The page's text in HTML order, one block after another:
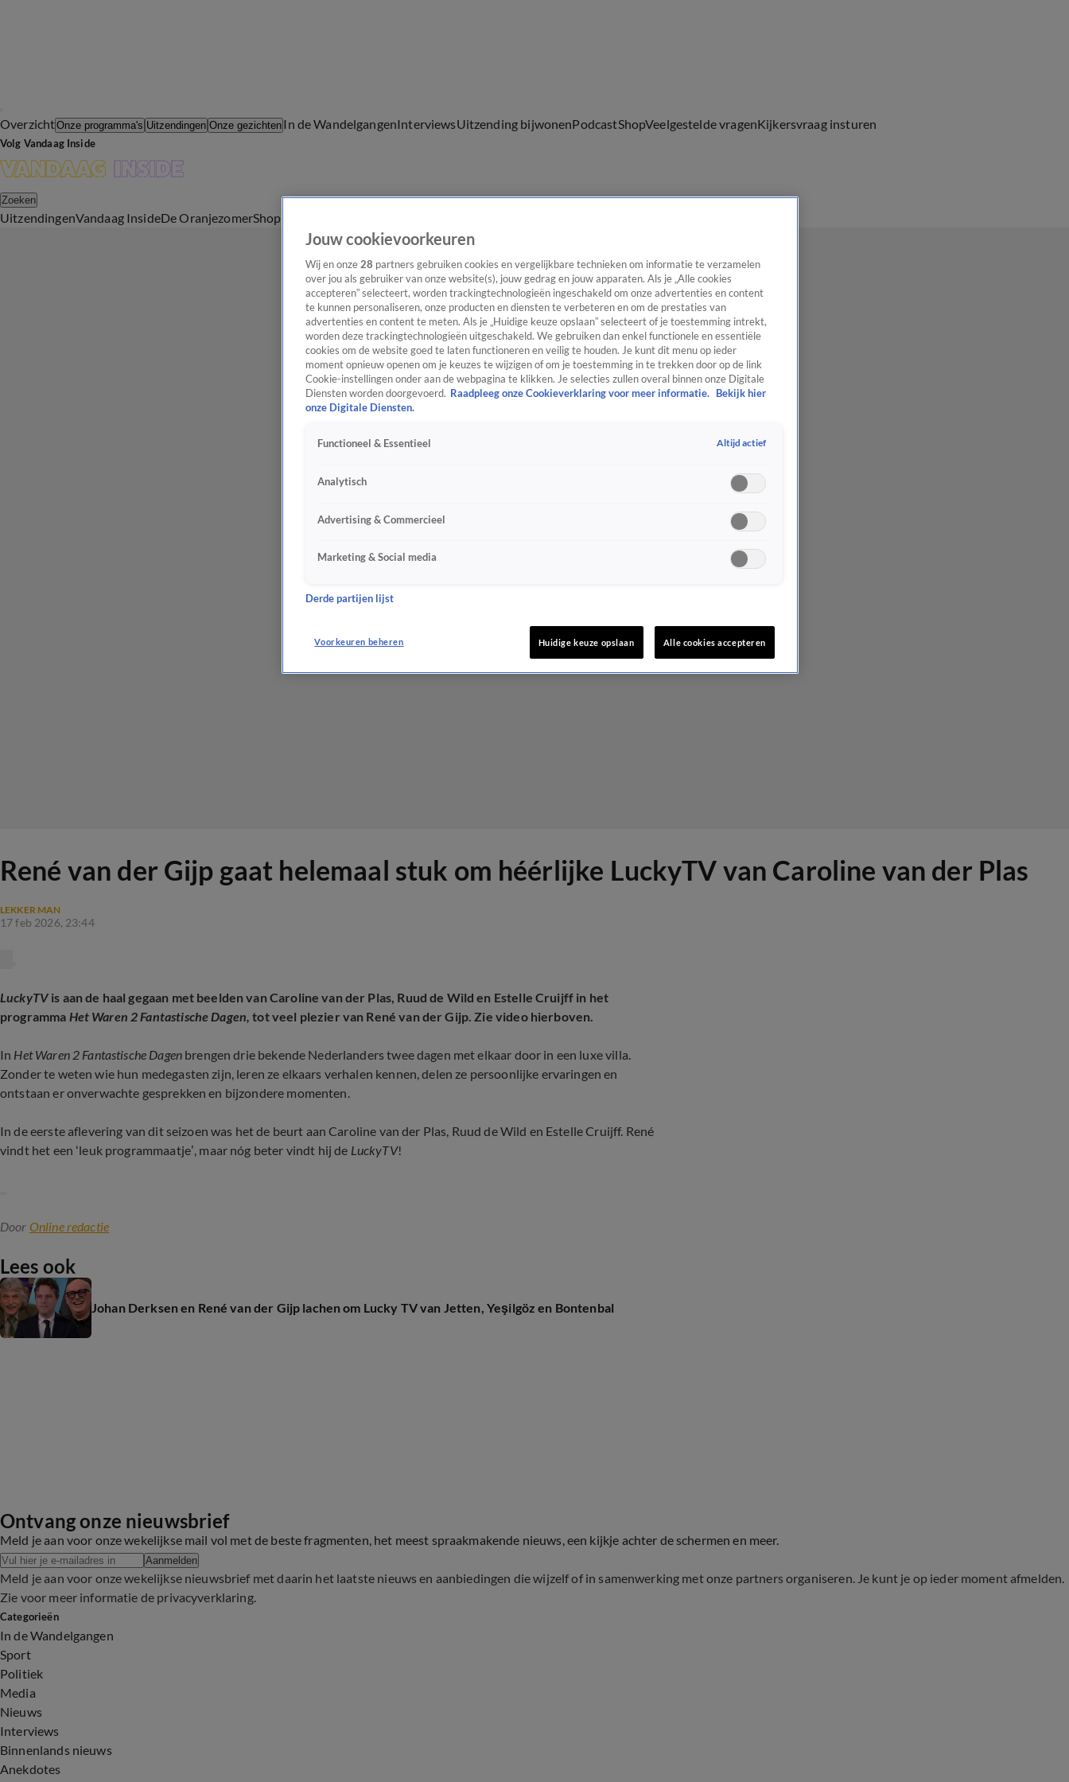
OverzichtOnze programma's Uitzendingen Onze gezichten In de WandelgangenInterviewsUitzending bijwonenPodcastShopVeelgestelde vragenKijkersvraag insturen
Volg Vandaag Inside
Zoeken
UitzendingenVandaag InsideDe OranjezomerShop
René van der Gijp gaat helemaal stuk om héérlijke LuckyTV van Caroline van der Plas
LEKKER MAN
17 feb 2026, 23:44
LuckyTV is aan de haal gegaan met beelden van Caroline van der Plas, Ruud de Wild en Estelle Cruijff in het
programma Het Waren 2 Fantastische Dagen, tot veel plezier van René van der Gijp. Zie video hierboven.
In Het Waren 2 Fantastische Dagenbrengen drie bekende Nederlanders twee dagen met elkaar door in een luxe villa.
Zonder te weten wie hun medegasten zijn, leren ze elkaars verhalen kennen, delen ze persoonlijke ervaringen en
ontstaan er onverwachte gesprekken en bijzondere momenten.
In de eerste aflevering van dit seizoen was het de beurt aan Caroline van der Plas, Ruud de Wild en Estelle Cruijff. René
vindt het een ‘leuk programmaatje’, maar nóg beter vindt hij de LuckyTV!
Door Online redactie
Lees ook
Johan Derksen en René van der Gijp lachen om Lucky TV van Jetten, Yeşilgöz en Bontenbal
Ontvang onze nieuwsbrief
Meld je aan voor onze wekelijkse mail vol met de beste fragmenten, het meest spraakmakende nieuws, een kijkje achter de schermen en meer.
Aanmelden
Meld je aan voor onze wekelijkse nieuwsbrief met daarin het laatste nieuws en aanbiedingen die wijzelf of in samenwerking met onze partners organiseren. Je kunt je op ieder moment afmelden.
Zie voor meer informatie de privacyverklaring.
Categorieën
In de Wandelgangen
Sport
Politiek
Media
Nieuws
Interviews
Binnenlands nieuws
Anekdotes
Jouw cookievoorkeuren
Wij en onze 28 partners gebruiken cookies en vergelijkbare technieken om informatie te verzamelen
over jou als gebruiker van onze website(s), jouw gedrag en jouw apparaten. Als je „Alle cookies
accepteren” selecteert, worden trackingtechnologieën ingeschakeld om onze advertenties en content
te kunnen personaliseren, onze producten en diensten te verbeteren en om de prestaties van
advertenties en content te meten. Als je „Huidige keuze opslaan” selecteert of je toestemming intrekt,
worden deze trackingtechnologieën uitgeschakeld. We gebruiken dan enkel functionele en essentiële
cookies om de website goed te laten functioneren en veilig te houden. Je kunt dit menu op ieder
moment opnieuw openen om je keuzes te wijzigen of om je toestemming in te trekken door op de link
Cookie-instellingen onder aan de webpagina te klikken. Je selecties zullen overal binnen onze Digitale
Diensten worden doorgevoerd. Raadpleeg onze Cookieverklaring voor meer informatie.
Bekijk hier
onze Digitale Diensten.
Functioneel & Essentieel Altijd actief
Analytisch
Advertising & Commercieel
Marketing & Social media
Derde partijen lijst
Voorkeuren beheren Huidige keuze opslaan Alle cookies accepteren